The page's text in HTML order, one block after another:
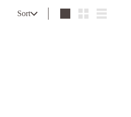
Sort
Sort